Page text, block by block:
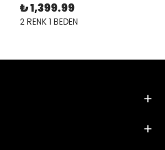
₺ 1,399.99
2 RENK 1 BEDEN